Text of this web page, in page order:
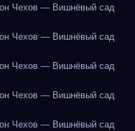
Чехов — Вишнёвый сад
Чехов — Вишнёвый сад
Чехов — Вишнёвый сад
Чехов — Вишнёвый сад
Чехов — Вишнёвый сад